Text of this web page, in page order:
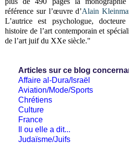
référence sur l’œuvre d’Alain
L’autrice est psychologue, docteure
histoire de l’art contemporain et
de l’art juif du XXe siècle."
Articles sur ce blog
Affaire al-Dura/Israël
Aviation/Mode/Sports
Chrétiens
Culture
France
Il ou elle a dit...
Judaïsme/Juifs